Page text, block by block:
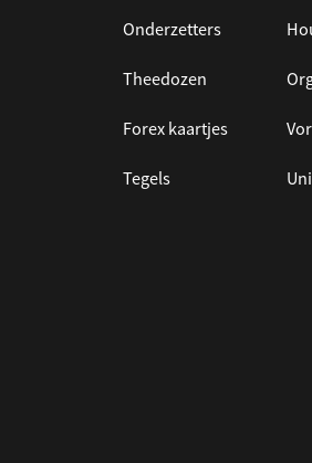
Onderzetters
Theedozen
Forex kaartjes
Tegels